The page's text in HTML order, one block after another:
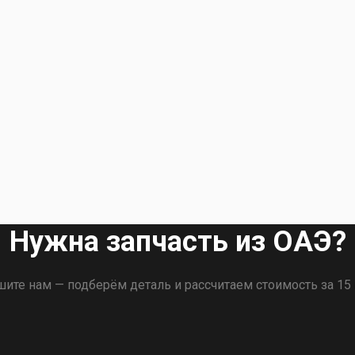
Нужна запчасть из ОАЭ?
нам — подберём деталь и рассчитаем стоимость за 15